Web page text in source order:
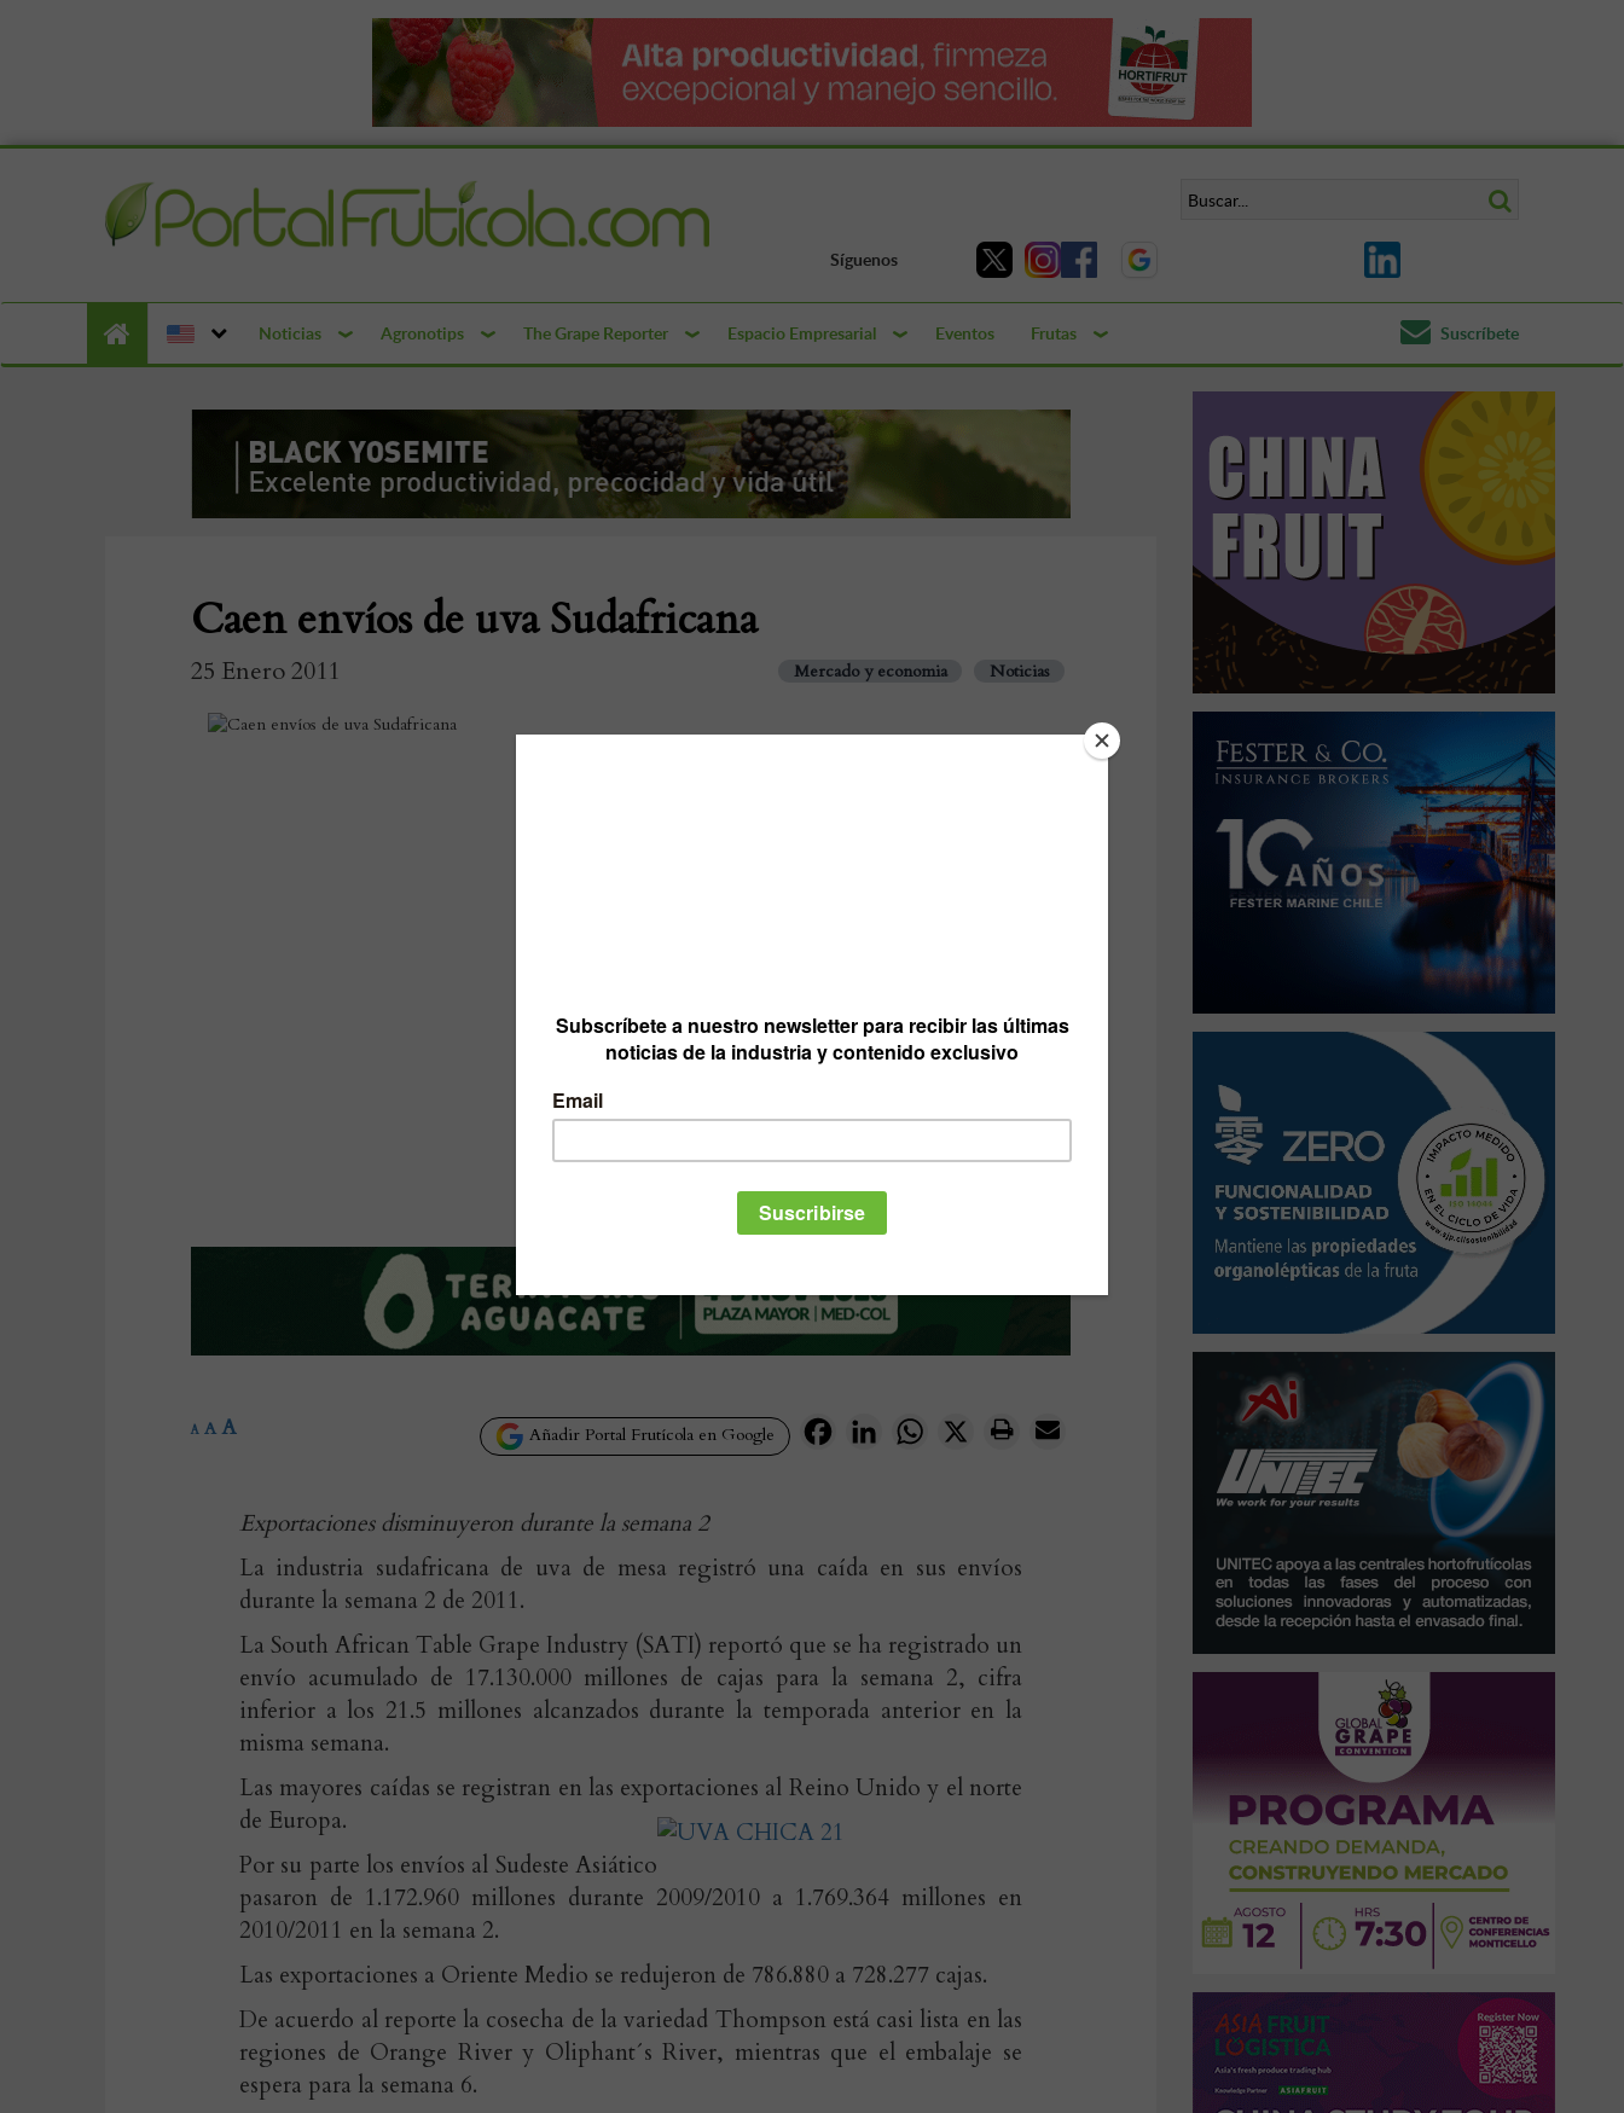
Síguenos
Noticias Agronotips The Grape Reporter Espacio Empresarial Eventos Frutas Suscríbete
Caen envíos de uva Sudafricana
25 Enero 2011 Mercado y economia Noticias
Añadir Portal Frutícola en Google FacebookLinkedInWhatsApp
X
A A A
Exportaciones disminuyeron durante la semana 2
La industria sudafricana de uva de mesa registró una caída en sus envíos
durante la semana 2 de 2011.
La South African Table Grape Industry (SATI) reportó que se ha registrado un
envío acumulado de 17.130.000 millones de cajas para la semana 2, cifra
inferior a los 21.5 millones alcanzados durante la temporada anterior en la
misma semana.
Las mayores caídas se registran en las exportaciones al Reino Unido y el norte
de Europa.
Por su parte los envíos al Sudeste Asiático
pasaron de 1.172.960 millones durante 2009/2010 a 1.769.364 millones en
2010/2011 en la semana 2.
Las exportaciones a Oriente Medio se redujeron de 786.880 a 728.277 cajas.
De acuerdo al reporte la cosecha de la variedad Thompson está casi lista en las
regiones de Orange River y Oliphant´s River, mientras que el embalaje se
espera para la semana 6.